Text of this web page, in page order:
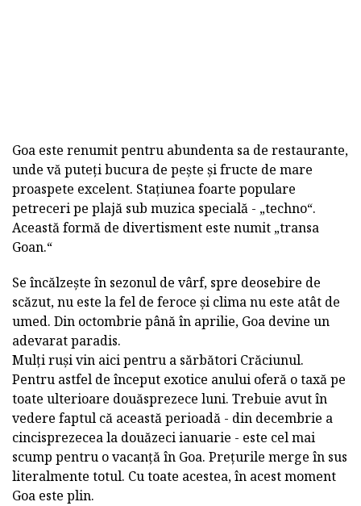
Goa este renumit pentru abundenta sa de restaurante,
unde vă puteți bucura de pește și fructe de mare
proaspete excelent. Stațiunea foarte populare
petreceri pe plajă sub muzica specială - „techno“.
Această formă de divertisment este numit „transa
Goan.“
Se încălzește în sezonul de vârf, spre deosebire de
scăzut, nu este la fel de feroce și clima nu este atât de
umed. Din octombrie până în aprilie, Goa devine un
adevarat paradis.
Mulți ruși vin aici pentru a sărbători Crăciunul.
Pentru astfel de început exotice anului oferă o taxă pe
toate ulterioare douăsprezece luni. Trebuie avut în
vedere faptul că această perioadă - din decembrie a
cincisprezecea la douăzeci ianuarie - este cel mai
scump pentru o vacanță în Goa. Prețurile merge în sus
literalmente totul. Cu toate acestea, în acest moment
Goa este plin.